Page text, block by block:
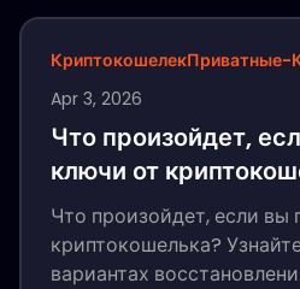
КриптокошелекПриватные-
Apr 3, 2026
Что произойдет,
ключи от
Что произойдет, если вы
криптокошелька?
вариантах